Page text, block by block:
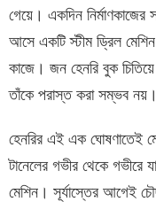
গেয়ে। একদিন নির্মাণকাজের
আসে একটি স্টীম ড্রিল
কাজে। জন হেনরি বুক
তাঁকে পরাস্ত করা সম্ভব নয়।
হেনরির এই এক ঘোষণাতেই
টানেলের গভীর থেকে গভীরে
মেশিন। সূর্যাস্তের আগেই